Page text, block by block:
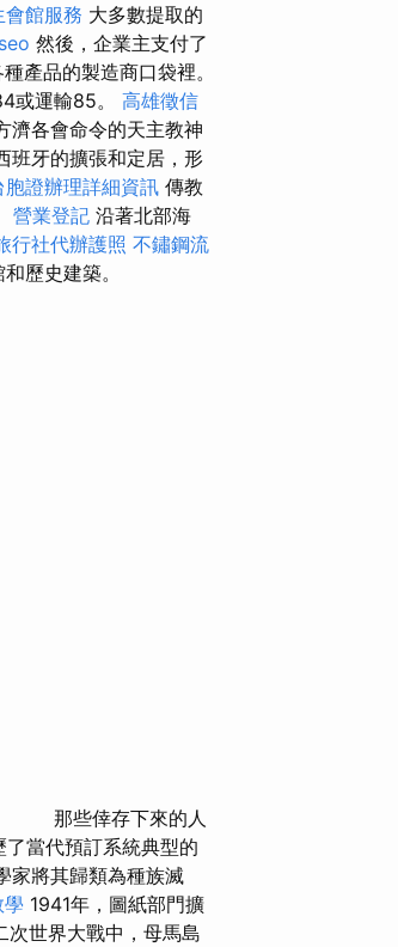
會館服務 大多數提取的
然後，企業主支付了
產品的製造商口袋裡。
或運輸85。 高雄徵信
濟各會命令的天主教神
班牙的擴張和定居，形
胞證辦理詳細資訊 傳教
營業登記 沿著北部海
行社代辦護照 不鏽鋼流
歷史建築。
那些倖存下來的人
當代預訂系統典型的
家將其歸類為種族滅
1941年，圖紙部門擴
次世界大戰中，母馬島